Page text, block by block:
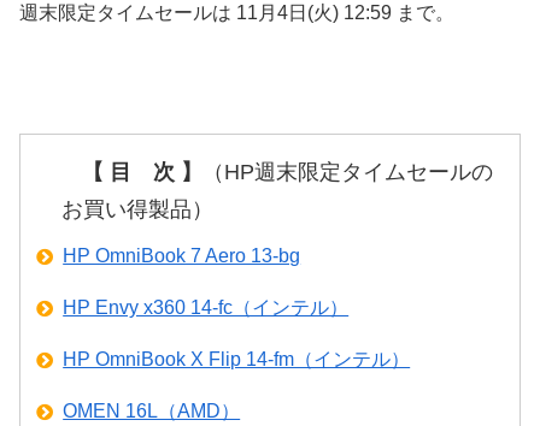
週末限定タイムセールは 11月4日(火) 12:59 まで。
【 目 次 】
（HP週末限定タイムセールの
お買い得製品）
HP OmniBook 7 Aero 13-bg
HP Envy x360 14-fc（インテル）
HP OmniBook X Flip 14-fm（インテル）
OMEN 16L（AMD）